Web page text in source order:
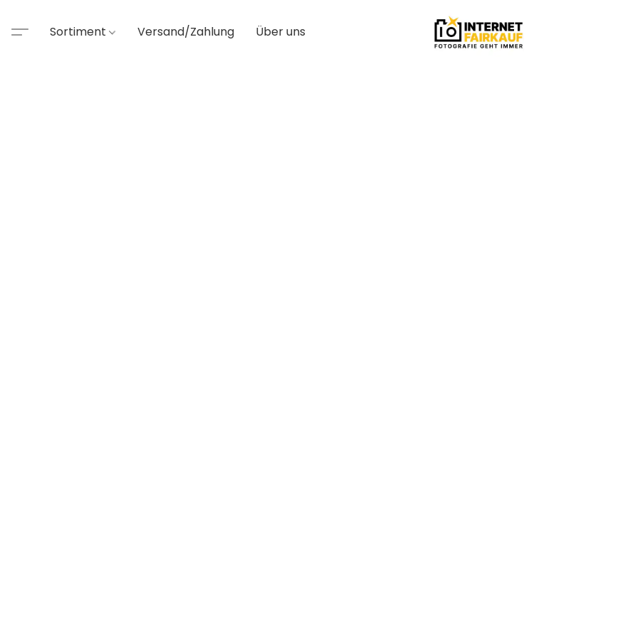
Sortiment Versand/Zahlung Über uns